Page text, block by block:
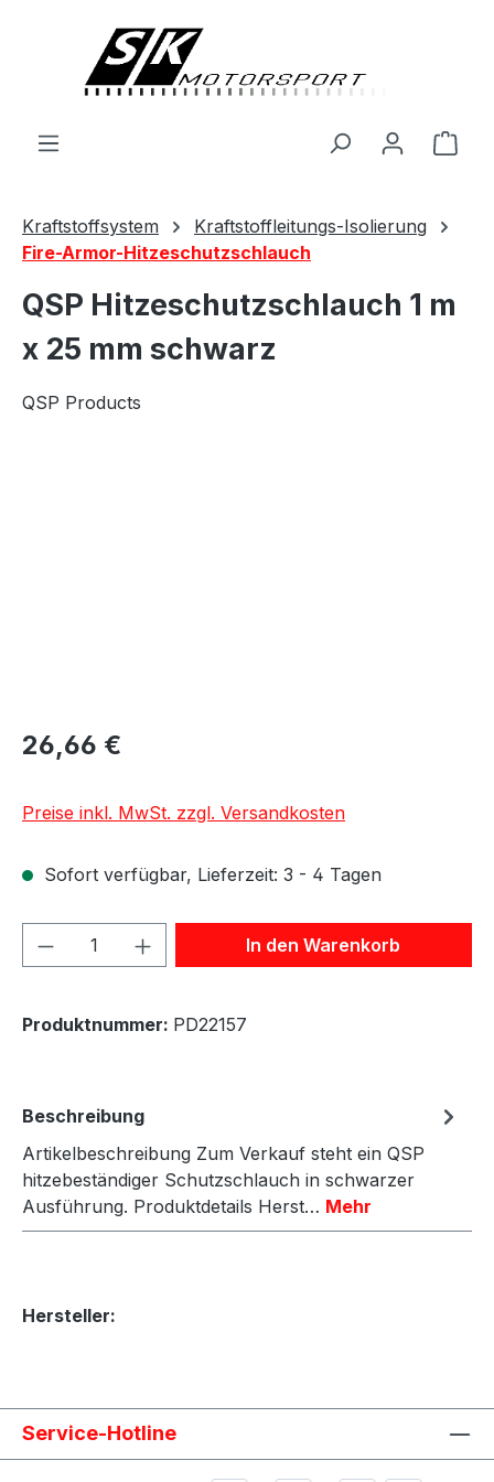
Kraftstoffsystem
Kraftstoffleitungs-Isolierung
Fire-Armor-Hitzeschutzschlauch
QSP Hitzeschutzschlauch 1 m
x 25 mm schwarz
QSP Products
26,66 €
Preise inkl. MwSt. zzgl. Versandkosten
Sofort verfügbar, Lieferzeit: 3 - 4 Tagen
Produkt Anzahl: Gib denIn den Warenkorb
Produktnummer: PD22157
Beschreibung
Artikelbeschreibung Zum Verkauf steht ein QSP
hitzebeständiger Schutzschlauch in schwarzer
Ausführung. Produktdetails Herst… Mehr
Hersteller:
Service-Hotline